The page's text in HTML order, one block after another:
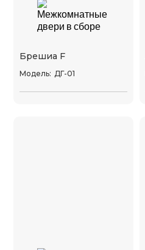
Брешиа F
Модель: ДГ-01